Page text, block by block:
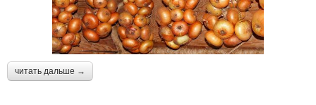
читать дальше →